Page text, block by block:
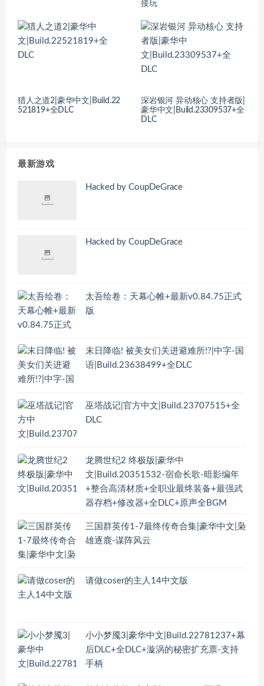
接玩
猎人之道2|豪华中文|Build.22
521819+全DLC
深岩银河 异动核心 支持者版|
豪华中文|Build.23309537+全
DLC
最新游戏
Hacked by CoupDeGrace
Hacked by CoupDeGrace
太吾绘卷：天幕心帷+最新v0.84.75正式
版
末日降临! 被美女们关进避难所!?|中字-国
语|Build.23638499+全DLC
巫塔战记|官方中文|Build.23707515+全
DLC
龙腾世纪2 终极版|豪华中
文|Build.20351532-宿命长歌-暗影编年
+整合高清材质+全职业最终装备+最强武
器存档+修改器+全DLC+原声全BGM
三国群英传1-7最终传奇合集|豪华中文|枭
雄逐鹿-谋阵风云
请做coser的主人14中文版
小小梦魇3|豪华中文|Build.22781237+幕
后DLC+全DLC+漩涡的秘密扩充票-支持
手柄